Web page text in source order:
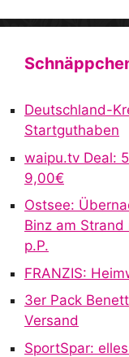
A
n
t
Deutschland-
Startguthaben
waipu.tv Deal:
9,00€
Ostsee:
Binz am
p.P.
FRANZIS:
3er Pack
Versand
SportSpar: